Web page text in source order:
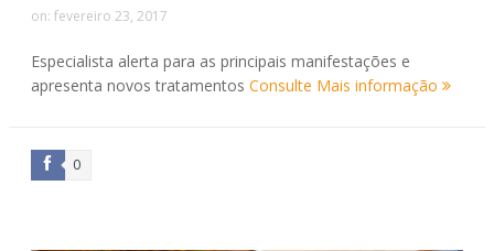
on: fevereiro 23, 2017
Especialista alerta para as principais manifestações e
apresenta novos tratamentos Consulte Mais informação
0